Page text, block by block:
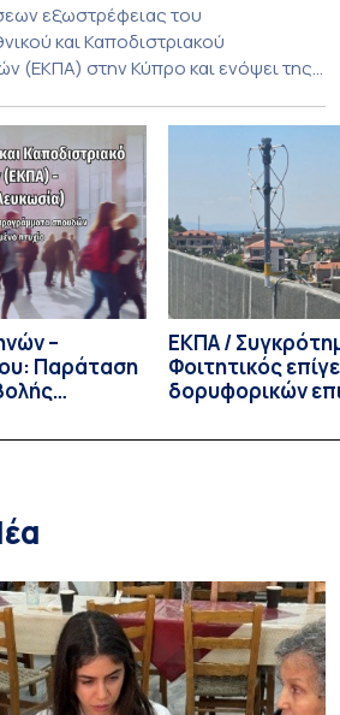
εξωστρέφειας του
και Καποδιστριακού
(ΕΚΠΑ) στην Κύπρο και ενόψει της
Επιστημών και του Τμήματος
και Οργανισμών τον Σεπτέμβριο
της Σχολής Οικονομικών και
Καθηγητής Νικόλαος Ηρειώτης, και ο
[…]
–
Παράταση
ΕΚΠΑ /
Φοιτητικός
δορυφορικών